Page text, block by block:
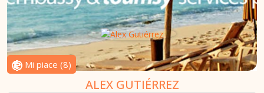
Mi piace (8)
ALEX GUTIÉRREZ